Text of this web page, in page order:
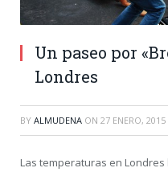
Un paseo por
Londres
BY ALMUDENA ON 27 ENERO, 2015
Las temperaturas en